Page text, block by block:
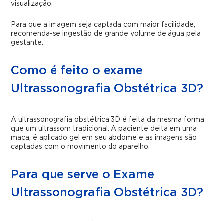
visualização.
Para que a imagem seja captada com maior facilidade,
recomenda-se ingestão de grande volume de água pela
gestante.
Como é feito o exame
Ultrassonografia Obstétrica 3D?
A ultrassonografia obstétrica 3D é feita da mesma forma
que um ultrassom tradicional. A paciente deita em uma
maca, é aplicado gel em seu abdome e as imagens são
captadas com o movimento do aparelho.
Para que serve o Exame
Ultrassonografia Obstétrica 3D?